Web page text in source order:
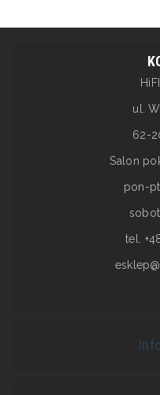
ul.
62-
Salon
pon-
tel.